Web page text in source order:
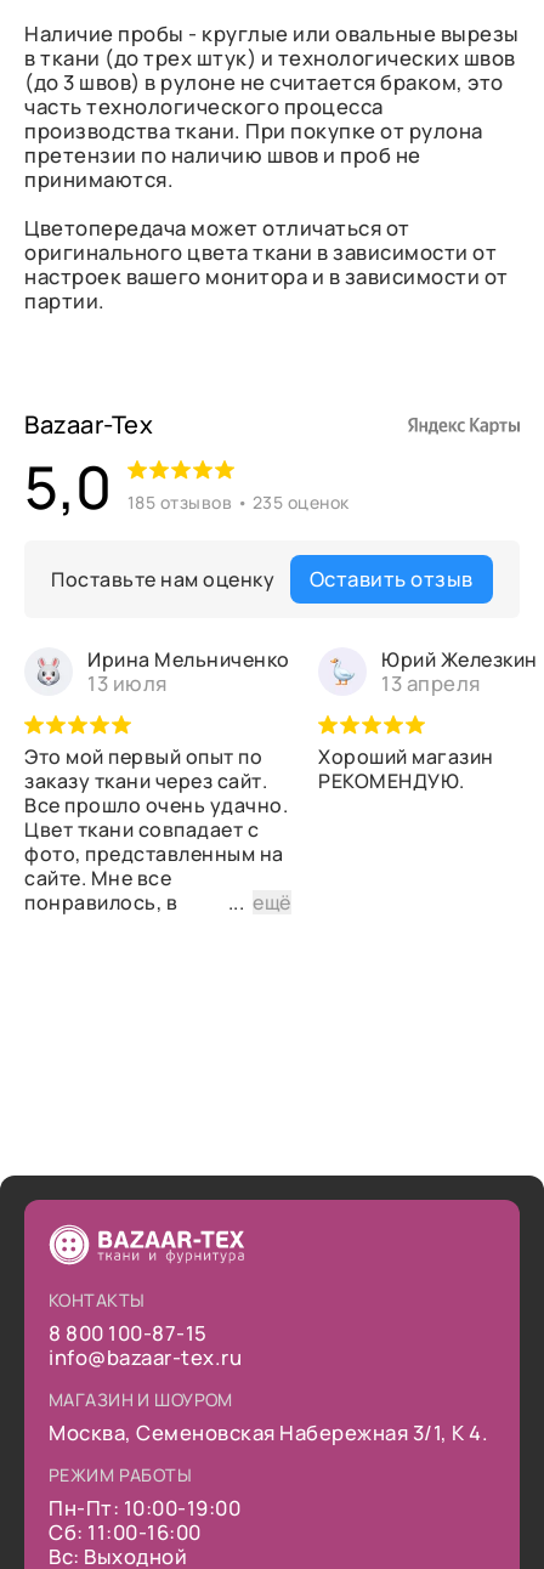
Наличие пробы - круглые или овальные вырезы
в ткани (до трех штук) и технологических швов
(до 3 швов) в рулоне не считается браком, это
часть технологического процесса
производства ткани. При покупке от рулона
претензии по наличию швов и проб не
принимаются.
Цветопередача может отличаться от
оригинального цвета ткани в зависимости от
настроек вашего монитора и в зависимости от
партии.
Bazaar-Tex
5,0 185 отзывов • 235 оценок
Поставьте нам оценку Оставить отзыв
Ирина Мельниченко
13 июля
Это мой первый опыт по
заказу ткани через сайт.
Все прошло очень удачно.
Цвет ткани совпадает с
фото, представленным на
сайте. Мне все
понравилось, в
...ещё
Юрий Железкин
13 апреля
Хороший магазин
РЕКОМЕНДУЮ.
КОНТАКТЫ
8 800 100-87-15
info@bazaar-tex.ru
МАГАЗИН И ШОУРОМ
Москва, Семеновская Набережная 3/1, К 4.
РЕЖИМ РАБОТЫ
Пн-Пт: 10:00-19:00
Сб: 11:00-16:00
Вс: Выходной